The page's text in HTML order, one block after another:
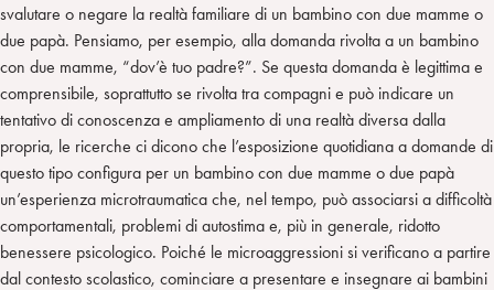
svalutare o negare la realtà familiare di un bambino con due mamme o
due papà. Pensiamo, per esempio, alla domanda rivolta a un bambino
con due mamme, “dov’è tuo padre?”. Se questa domanda è legittima e
comprensibile, soprattutto se rivolta tra compagni e può indicare un
tentativo di conoscenza e ampliamento di una realtà diversa dalla
propria, le ricerche ci dicono che l’esposizione quotidiana a domande di
questo tipo configura per un bambino con due mamme o due papà
un’esperienza microtraumatica che, nel tempo, può associarsi a difficoltà
comportamentali, problemi di autostima e, più in generale, ridotto
benessere psicologico. Poiché le microaggressioni si verificano a partire
dal contesto scolastico, cominciare a presentare e insegnare ai bambini